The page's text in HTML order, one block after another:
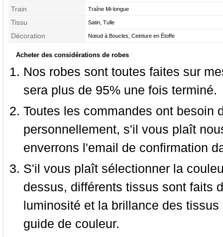
manches
Train Traîne Mi-longue
Tissu Satin, Tulle
Décoration Nœud à Boucles, Ceinture en Étoffe
Acheter des considérations de robes
Nos robes sont toutes faites sur
sera plus de 95% une fois terminé.
Toutes les commandes ont besoin
personnellement, s'il vous plaît
enverrons l'email de confirmation
S'il vous plaît sélectionner la
dessus, différents tissus sont faits
luminosité et la brillance des
guide de couleur.